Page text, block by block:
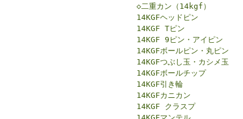
◇二重カン（14kgf）
14KGFヘッドピン
14KGF Tピン
14KGF 9ピン・アイピン
14KGFボールピン・丸ピン
14KGFつぶし玉・カシメ玉
14KGFボールチップ
14KGF引き輪
14KGFカニカン
14KGF クラスプ